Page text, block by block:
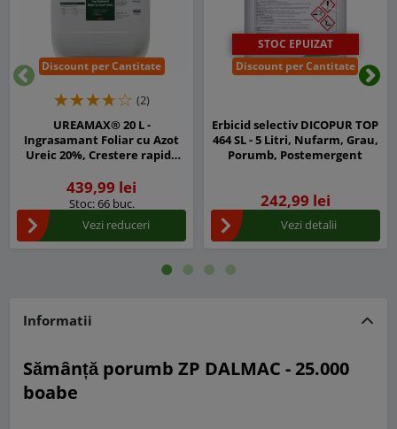
Discount per Cantitate
(2)
UREAMAX® 20 L -
Ingrasamant Foliar cu Azot
Ureic 20%, Crestere rapida
Cereale, Pomi si Vita de Vie
439,99 lei
Stoc: 66 buc.
Vezi reduceri
STOC EPUIZAT
Discount per Cantitate
Erbicid selectiv DICOPUR TOP
464 SL - 5 Litri, Nufarm, Grau,
Porumb, Postemergent
242,99 lei
Vezi detalii
Inapoi
Informatii
Sămânță porumb ZP DALMAC - 25.000
boabe